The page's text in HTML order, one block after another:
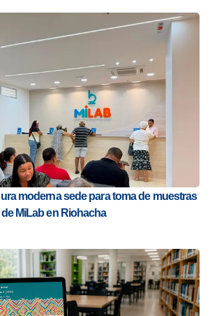
moderna sede para toma de muestras
de MiLab en Riohacha